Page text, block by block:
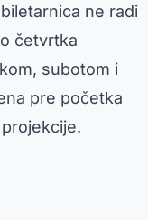
ne radi
četvrtka
subotom i
pre početka